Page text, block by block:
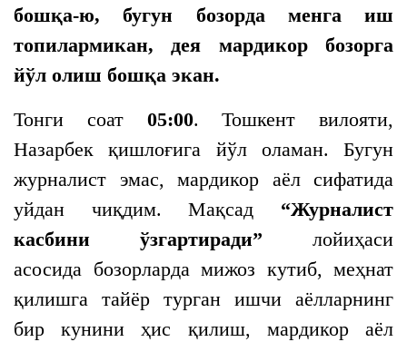
бошқа-ю, бугун бозорда менга иш
топилармикан, дея мардикор бозорга
йўл олиш бошқа экан.
Тонги соат 05:00. Тошкент вилояти,
Назарбек қишлоғига йўл оламан. Бугун
журналист эмас, мардикор аёл сифатида
уйдан чиқдим. Мақсад “Журналист
касбини ўзгартиради” лойиҳаси
асосида бозорларда мижоз кутиб, меҳнат
қилишга тайёр турган ишчи аёлларнинг
бир кунини ҳис қилиш, мардикор аёл